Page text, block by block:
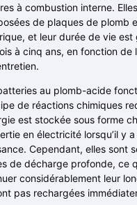
à combustion interne.
de plaques de plomb
et leur durée de vie est
à cinq ans, en fonction de
au plomb-acide
de réactions chimiques
est stockée sous forme
en électricité lorsqu’il y
Cependant, elles sont
de décharge profonde, ce
considérablement leur
pas rechargées